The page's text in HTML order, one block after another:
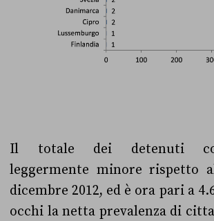
Il totale dei detenuti
leggermente minore rispetto
dicembre 2012, ed è ora pari a
occhi la netta prevalenza di